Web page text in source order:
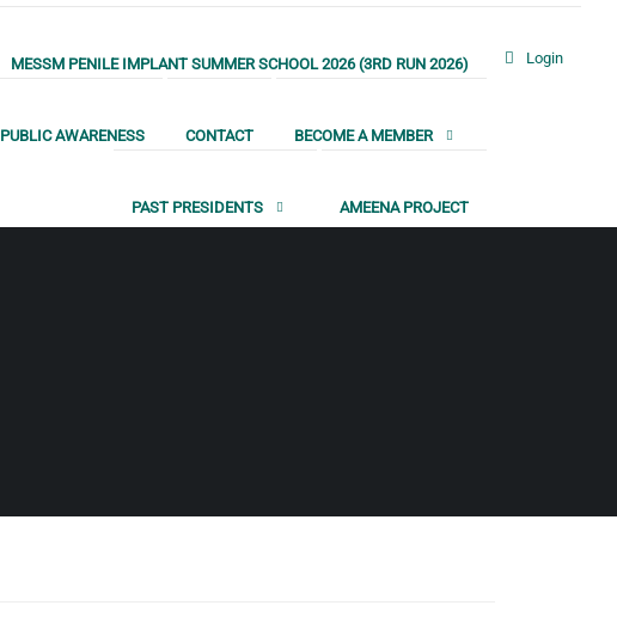
MESSM PENILE IMPLANT SUMMER SCHOOL 2026 (3RD RUN 2026)
PUBLIC AWARENESS CONTACT BECOME A MEMBER
PAST PRESIDENTS AMEENA PROJECT
Login